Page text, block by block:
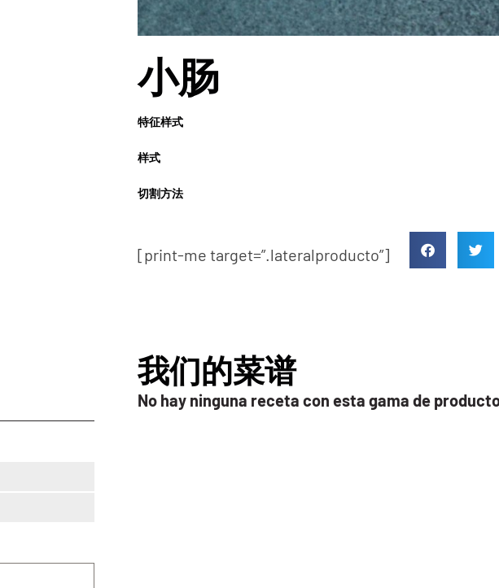
小肠
特征样式
样式
切割方法
[print-me target=”.lateralproducto”]
我们的菜谱
No hay ninguna receta con esta gama de